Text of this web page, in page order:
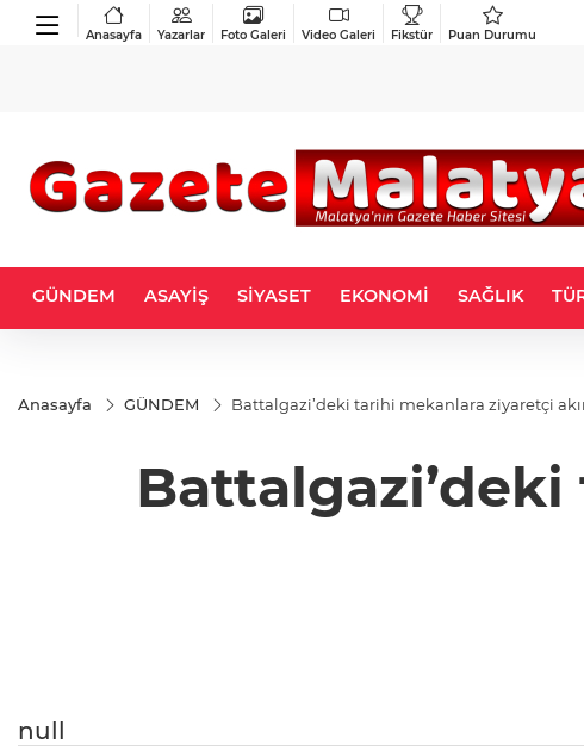
Anasayfa Yazarlar Foto Galeri Video Galeri Fikstür Puan Durumu
GÜNDEM ASAYİŞ SİYASET EKONOMİ SAĞLIK
Anasayfa GÜNDEM Battalgazi’deki tarihi mekanlara ziyaretçi
null